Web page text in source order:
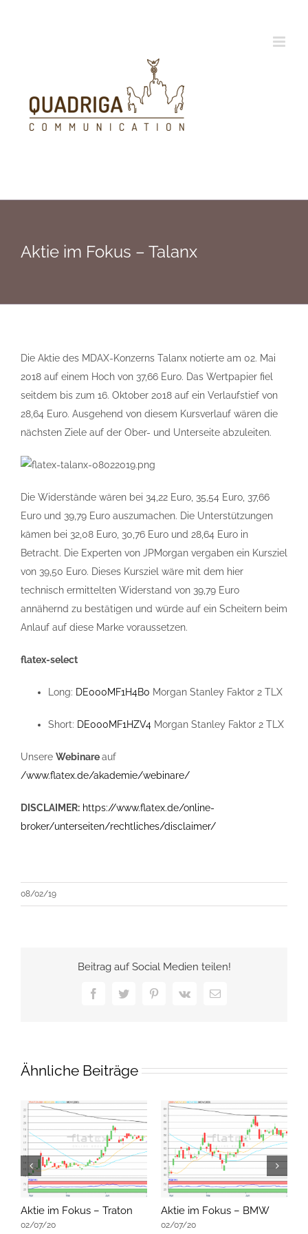
Aktie im Fokus – Talanx
Die Aktie des MDAX-Konzerns Talanx notierte am 02. Mai
2018 auf einem Hoch von 37,66 Euro. Das Wertpapier fiel
seitdem bis zum 16. Oktober 2018 auf ein Verlaufstief von
28,64 Euro. Ausgehend von diesem Kursverlauf wären die
nächsten Ziele auf der Ober- und Unterseite abzuleiten.
Die Widerstände wären bei 34,22 Euro, 35,54 Euro, 37,66
Euro und 39,79 Euro auszumachen. Die Unterstützungen
kämen bei 32,08 Euro, 30,76 Euro und 28,64 Euro in
Betracht. Die Experten von JPMorgan vergaben ein Kursziel
von 39,50 Euro. Dieses Kursziel wäre mit dem hier
technisch ermittelten Widerstand von 39,79 Euro
annähernd zu bestätigen und würde auf ein Scheitern beim
Anlauf auf diese Marke voraussetzen.
flatex-select
Long: DE000MF1H4B0 Morgan Stanley Faktor 2 TLX
Short: DE000MF1HZV4 Morgan Stanley Faktor 2 TLX
Unsere Webinareauf
/www.flatex.de/akademie/webinare/
DISCLAIMER: https://www.flatex.de/online-
broker/unterseiten/rechtliches/disclaimer/
08/02/19
Beitrag auf Social Medien teilen!
FacebookTwitterPinterest
Vk
E-
Ähnliche Beiträge
Aktie im Fokus – Traton
02/07/20
Aktie im Fokus – BMW
02/07/20